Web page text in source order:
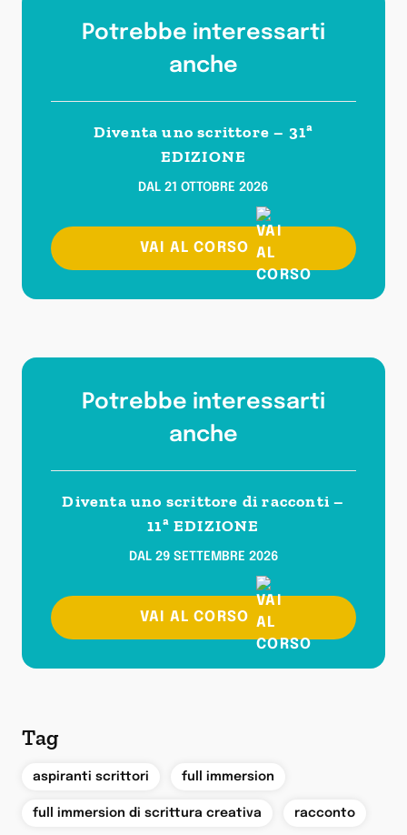
Potrebbe interessarti
anche
Diventa uno scrittore – 31ª
EDIZIONE
DAL 21 OTTOBRE 2026
VAI AL CORSO
Potrebbe interessarti
anche
Diventa uno scrittore di racconti –
11ª EDIZIONE
DAL 29 SETTEMBRE 2026
VAI AL CORSO
Tag
aspiranti scrittori full immersion
full immersion di scrittura creativa racconto